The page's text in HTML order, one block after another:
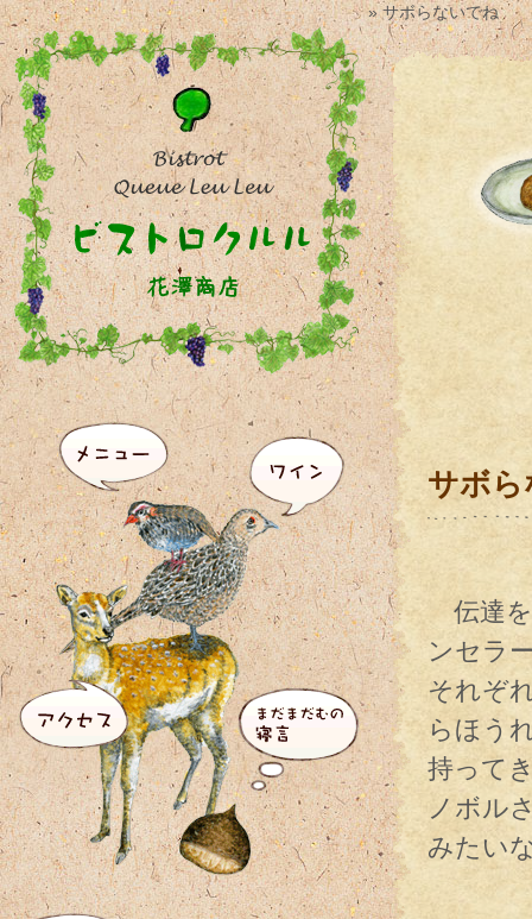
» サボらないでね
サボ
伝達を
ンセラ
それぞ
らほう
持って
ノボル
みたい
そし